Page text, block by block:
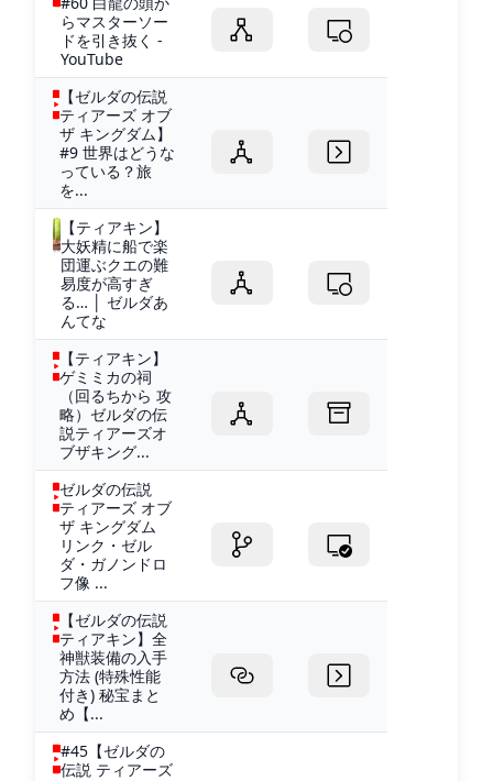
らマスターソー
ドを引き抜く -
YouTube
【ゼルダの伝説
ティアーズ オブ
ザ キングダム】
#9 世界はどうな
っている？旅
を...
【ティアキン】
大妖精に船で楽
団運ぶクエの難
易度が高すぎ
る… │ ゼルダあ
んてな
【ティアキン】
ゲミミカの祠
（回るちから 攻
略）ゼルダの伝
説ティアーズオ
ブザキング...
ゼルダの伝説
ティアーズ オブ
ザ キングダム
リンク・ゼル
ダ・ガノンドロ
フ像 ...
【ゼルダの伝説
ティアキン】全
神獣装備の入手
方法 (特殊性能
付き) 秘宝まと
め【...
#45【ゼルダの
伝説 ティアーズ